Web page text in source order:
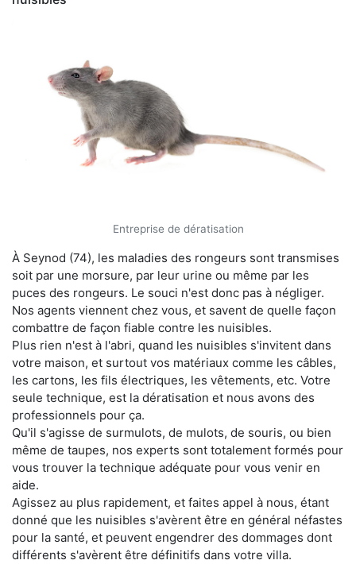
Entreprise de dératisation
À Seynod (74), les maladies des rongeurs sont transmises
soit par une morsure, par leur urine ou même par les
puces des rongeurs. Le souci n'est donc pas à négliger.
Nos agents viennent chez vous, et savent de quelle façon
combattre de façon fiable contre les nuisibles.
Plus rien n'est à l'abri, quand les nuisibles s'invitent dans
votre maison, et surtout vos matériaux comme les câbles,
les cartons, les fils électriques, les vêtements, etc. Votre
seule technique, est la dératisation et nous avons des
professionnels pour ça.
Qu'il s'agisse de surmulots, de mulots, de souris, ou bien
même de taupes, nos experts sont totalement formés pour
vous trouver la technique adéquate pour vous venir en
aide.
Agissez au plus rapidement, et faites appel à nous, étant
donné que les nuisibles s'avèrent être en général néfastes
pour la santé, et peuvent engendrer des dommages dont
différents s'avèrent être définitifs dans votre villa.